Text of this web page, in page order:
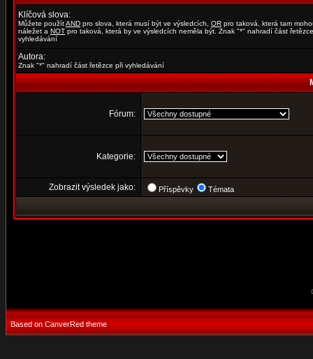
Klíčová slova:
Můžete použítAND pro slova, která musí být ve výsledcích, OR pro taková, která tam
náležet a NOT pro taková, která by ve výsledcích neměla být. Znak "*" nahradí část
vyhledávání
Autora:
Znak "*" nahradí část řetězce při vyhledávání
Fórum:
Kategorie:
Zobrazit výsledek jako: Příspěvky Témata
Based on CanverRed theme